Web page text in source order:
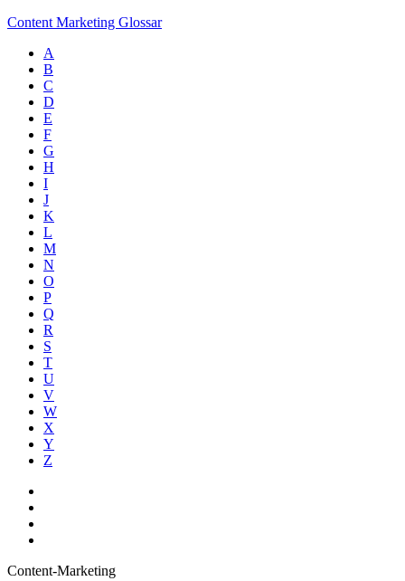
Content Marketing Glossar
A
B
C
D
E
F
G
H
I
J
K
L
M
N
O
P
Q
R
S
T
U
V
W
X
Y
Z
Content-Marketing